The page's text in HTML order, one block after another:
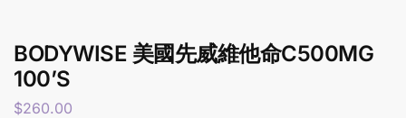
BODYWISE 美國先威維他命C500MG
100’S
$260.00